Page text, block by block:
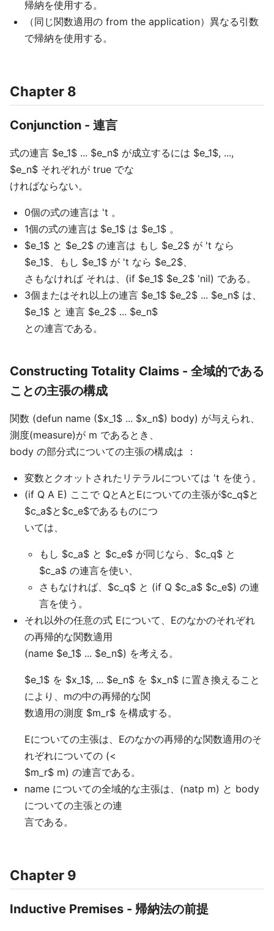
帰納を使用する。
（同じ関数適用の from the application）異なる引数
で帰納を使用する。
Chapter 8
Conjunction - 連言
式の連言 $e_1$ ... $e_n$ が成立するには $e_1$, ...,
$e_n$ それぞれが true でな
ければならない。
0個の式の連言は 't 。
1個の式の連言は $e_1$ は $e_1$ 。
$e_1$ と $e_2$ の連言は もし $e_2$ が 't なら
$e_1$、もし $e_1$ が 't なら $e_2$、
さもなければ それは、(if $e_1$ $e_2$ 'nil) である。
3個またはそれ以上の連言 $e_1$ $e_2$ ... $e_n$ は、
$e_1$ と 連言 $e_2$ ... $e_n$
との連言である。
Constructing Totality Claims - 全域的である
ことの主張の構成
関数 (defun name ($x_1$ ... $x_n$) body) が与えられ、
測度(measure)が m であるとき、
body の部分式についての主張の構成は ：
変数とクオットされたリテラルについては 't を使う。
(if Q A E) ここで QとAとEについての主張が$c_q$と
$c_a$と$c_e$であるものにつ
いては、
もし $c_a$ と $c_e$ が同じなら、$c_q$ と
$c_a$ の連言を使い、
さもなければ、$c_q$ と (if Q $c_a$ $c_e$) の連
言を使う。
それ以外の任意の式 Eについて、Eのなかのそれぞれ
の再帰的な関数適用
(name $e_1$ ... $e_n$) を考える。
$e_1$ を $x_1$, ... $e_n$ を $x_n$ に置き換えること
により、mの中の再帰的な関
数適用の測度 $m_r$ を構成する。
Eについての主張は、Eのなかの再帰的な関数適用のそ
れぞれについての (<
$m_r$ m) の連言である。
name についての全域的な主張は、(natp m) と body
についての主張との連
言である。
Chapter 9
Inductive Premises - 帰納法の前提